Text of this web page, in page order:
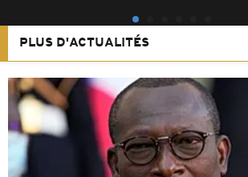
PLUS D'ACTUALITÉS